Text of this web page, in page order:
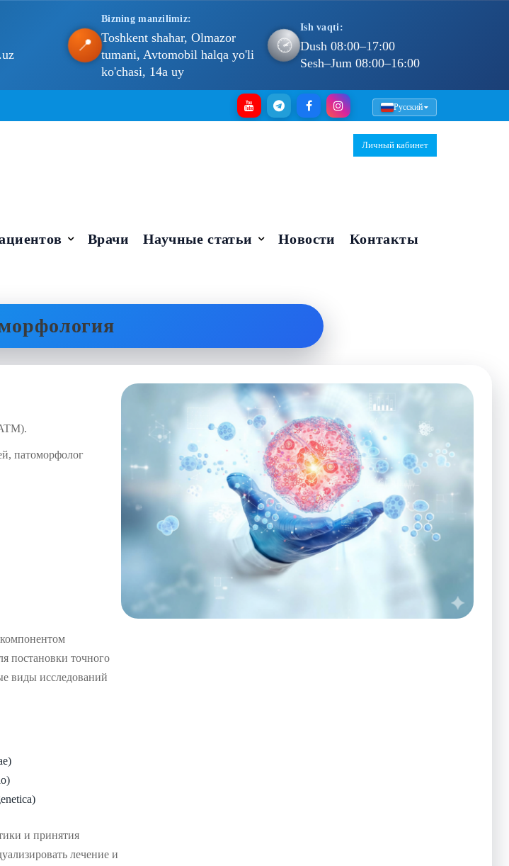
📍
Bizning manzilimiz:
Toshkent shahar, Olmazor
tumani, Avtomobil halqa yo'li
ko'chasi, 14a uy
🕐
Ish vaqti:
Dush 08:00–17:00
Sesh–Jum 08:00–16:00
Русский
Личный кабинет
Врачи Научные статьи Новости Контакты
патоморфолог
постановки точного
виды исследований
и принятия
лечение и